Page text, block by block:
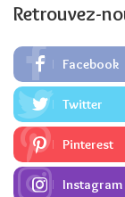
Retrouvez-
Facebook
Twitter
Pinterest
Instagram